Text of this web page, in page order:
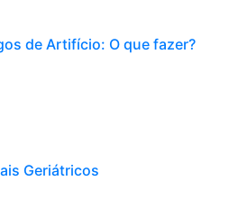
de Artifício: O que fazer?
Geriátricos